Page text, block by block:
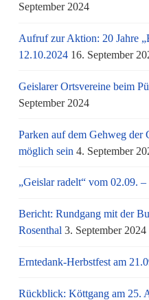
September 2024
Aufruf zur Aktion: 20 Jahre
12.10.2024 16. September
Geislarer Ortsvereine beim
September 2024
Parken auf dem Gehweg der
möglich sein 4. September
„Geislar radelt“ vom 02.09.
Bericht: Rundgang mit der
Rosenthal 3. September 2024
Erntedank-Herbstfest am
Rückblick: Köttgang am 25.